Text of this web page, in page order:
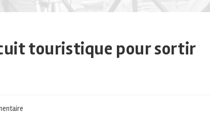
touristique pour sortir